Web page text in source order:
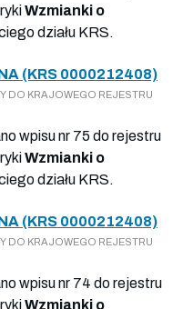
Wzmianki o
działu KRS.
(KRS 0000212408)
DO KRAJOWEGO REJESTRU
wpisu nr 75 do rejestru
Wzmianki o
działu KRS.
(KRS 0000212408)
DO KRAJOWEGO REJESTRU
wpisu nr 74 do rejestru
Wzmianki o